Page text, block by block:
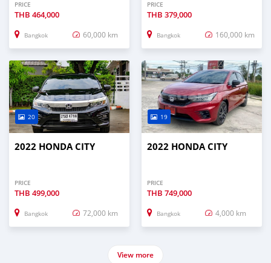
PRICE
THB 464,000
Bangkok 60,000 km
PRICE
THB 379,000
Bangkok 160,000 km
20
2022 HONDA CITY
PRICE
THB 499,000
Bangkok 72,000 km
19
2022 HONDA CITY
PRICE
THB 749,000
Bangkok 4,000 km
View more